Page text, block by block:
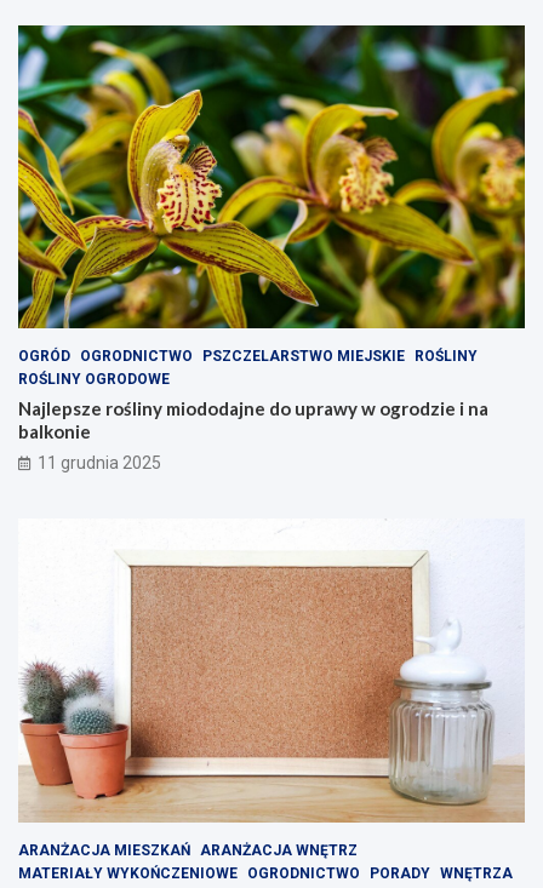
OGRÓD OGRODNICTWO PSZCZELARSTWO MIEJSKIE
ROŚLINY
ROŚLINY OGRODOWE
Najlepsze rośliny miododajne do uprawy w ogrodzie i na
balkonie
11 grudnia 2025
ARANŻACJA MIESZKAŃ ARANŻACJA WNĘTRZ
MATERIAŁY WYKOŃCZENIOWE
OGRODNICTWO PORADY WNĘTRZA